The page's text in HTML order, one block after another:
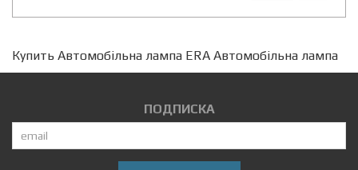
Купить Автомобільна лампа ERA Автомобільна лампа
ПОДПИСКА